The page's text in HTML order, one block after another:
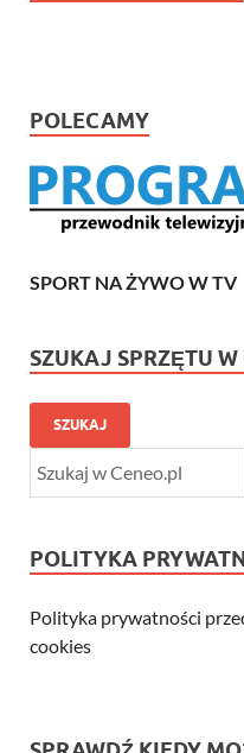
POLECAMY
SPORT NA ŻYWO W TV
SZUKAJ SPRZĘTU W
SZUKAJ
POLITYKA
Polityka prywatności
cookies